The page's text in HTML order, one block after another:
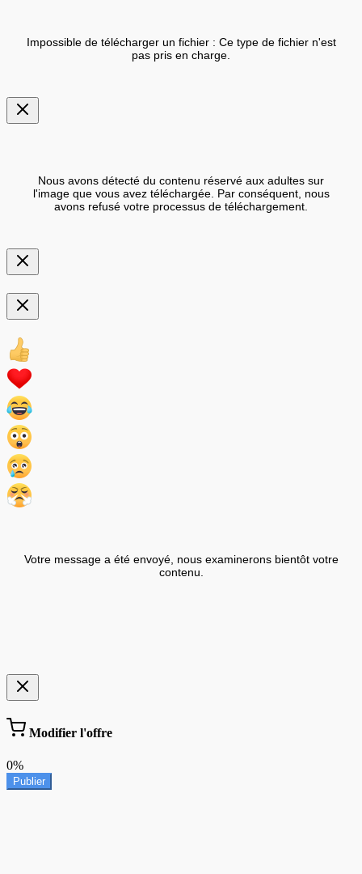
Impossible de télécharger un fichier : Ce type de fichier n'est
pas pris en charge.
Nous avons détecté du contenu réservé aux adultes sur
l'image que vous avez téléchargée. Par conséquent, nous
avons refusé votre processus de téléchargement.
Votre message a été envoyé, nous examinerons bientôt votre
contenu.
Modifier l'offre
0%
Publier